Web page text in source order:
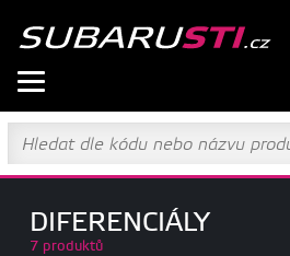
DIFERENCIÁLY
7 produktů